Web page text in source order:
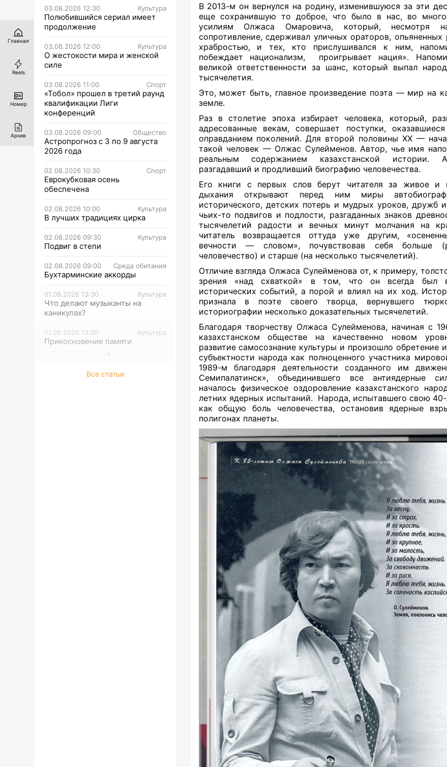
03.08.2026 12:30 Культура
Полюбившийся сериал имеет
продолжение
03.08.2026 12:00 Культура
О жестокости мира и женской
силе
03.08.2026 11:00 Спорт
«Тобол» прошел в третий раунд
квалификации Лиги
конференций
03.08.2026 09:00 Общество
Астропрогноз с 3 по 9 августа
2026 года
02.08.2026 10:30 Спорт
Еврокубковая осень
обеспечена
02.08.2026 10:00 Культура
В лучших традициях цирка
02.08.2026 09:30 Культура
Подвиг в степи
02.08.2026 09:00 Среда обитания
Бухтарминские аккорды
01.08.2026 13:30 Культура
Что делают музыканты на
каникулах?
01.08.2026 13:00 Культура
Прикосновение памяти
Все статьи
В 2013-м он вернулся на родину, изменившуюся за эти
еще сохранившую то доброе, что было в нас, во
усилиям Олжаса Омаровича, который, несмотря
сопротивление, сдерживал уличных ораторов, опьяненных
храбростью, и тех, кто прислушивался к ним,
побеждает национализм, проигрывает нация».
великой ответственности за шанс, который выпал
тысячелетия.
Это, может быть, главное произведение поэта — мир на
земле.
Раз в столетие эпоха избирает человека, который,
адресованные векам, совершает поступки,
оправданием поколений. Для второй половины ХХ —
такой человек — Олжас Сулейменов. Автор, чье имя
реальным содержанием казахстанской истории.
разгадавший и продливший биографию человечества.
Его книги с первых слов берут читателя за живое и
дыхания открывают перед ним миры
исторического, детских потерь и мудрых уроков, дружб
чьих-то подвигов и подлости, разгаданных знаков
тысячелетий радости и вечных минут молчания на
читатель возвращается оттуда уже другим,
вечности — словом», почувствовав себя больше
человечество) и старше (на несколько тысячелетий).
Отличие взгляда Олжаса Сулейменова от, к примеру,
зрения «над схваткой» в том, что он всегда был
исторических событий, а порой и влиял на их ход.
признала в поэте своего творца, вернувшего
историографии несколько доказательных тысячелетий.
Благодаря творчеству Олжаса Сулейменова, начиная с
казахстанском обществе на качественно новом
развитие самосознание культуры и произошло обретение
субъектности народа как полноценного участника
1989-м благодаря деятельности созданного им
Семипалатинск», объединившего все антиядерные
началось физическое оздоровление казахстанского
летних ядерных испытаний. Народа, испытавшего свою
как общую боль человечества, остановив ядерные
полигонах планеты.
Главная
Reels
Номер
Архив